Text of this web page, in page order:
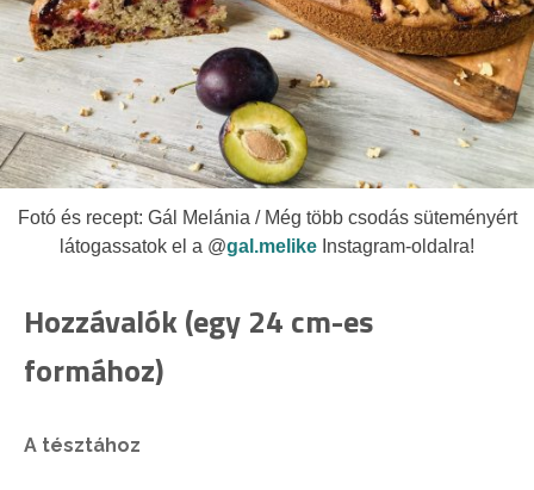
Fotó és recept: Gál Melánia / Még több csodás süteményért
látogassatok el a @gal.melike Instagram-oldalra!
Hozzávalók (egy 24 cm-es
formához)
A tésztához